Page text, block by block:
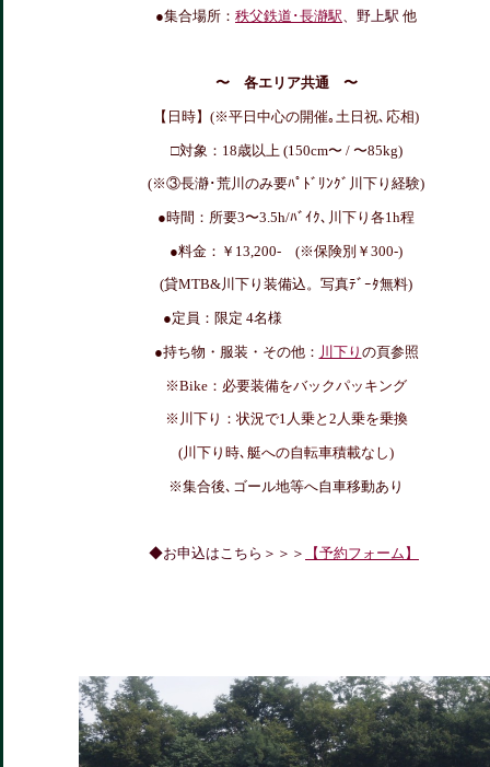
●集合場所： 秩父鉄道･長瀞駅 、野上駅 他
〜 各エリア共通 〜
【日時】(※平日中心の開催｡土日祝､応相)
□対象：18歳以上 (150cm〜 / 〜85kg)
(※③長瀞･荒川のみ要ﾊﾟﾄﾞﾘﾝｸﾞ川下り経験)
●時間：所要3〜3.5h/ﾊﾞｲｸ､ 川下り各1h程
●料金：￥13,200- (※保険別￥300-)
(貸MTB&川下り装備込。写真ﾃﾞｰﾀ無料)
●定員：限定 4名様
●持ち物・服装・その他： 川下り の頁参照
※Bike：必要装備をバックパッキング
※川下り：状況で1人乗と2人乗を乗換
(川下り時､艇への自転車積載なし)
※集合後､ゴール地等へ自車移動あり
◆お申込はこちら＞＞＞ 【予約フォーム】